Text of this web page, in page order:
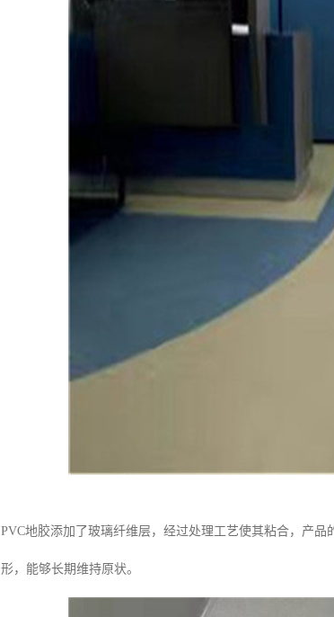
PVC地胶添加了玻璃纤维层，经过处理工艺使其粘合，产
形，能够长期维持原状。